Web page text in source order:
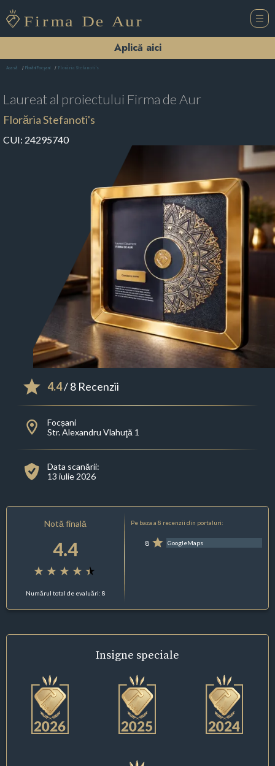
Aplică aici
Acasă Florării Focşani Florăria Stefanoti's
Laureat al proiectului Firma de Aur
Florăria Stefanoti's
CUI: 24295740
4.4/ 8 Recenzii
Focșani
Str. Alexandru Vlahuţă 1
Data scanării:
13 iulie 2026
Notă finală
4.4
Numărul total de evaluări: 8
Pe baza a 8 recenzii din portaluri:
8 GoogleMaps
Insigne speciale